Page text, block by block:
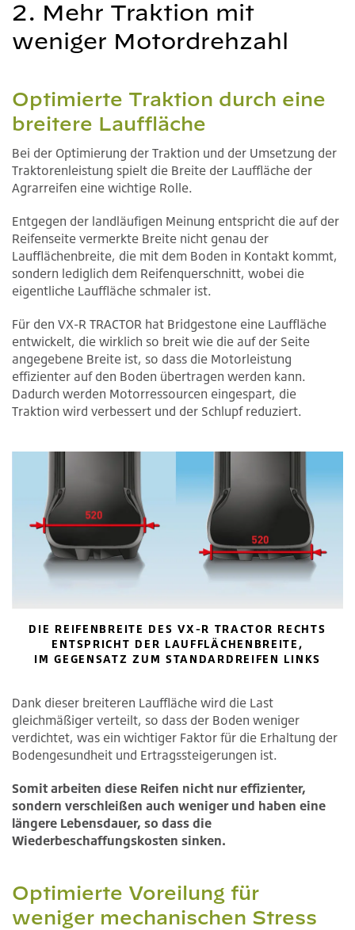
2. Mehr Traktion mit
weniger Motordrehzahl
Optimierte Traktion durch eine
breitere Lauffläche
Bei der Optimierung der Traktion und der Umsetzung der
Traktorenleistung spielt die Breite der Lauffläche der
Agrarreifen eine wichtige Rolle.
Entgegen der landläufigen Meinung entspricht die auf der
Reifenseite vermerkte Breite nicht genau der
Laufflächenbreite, die mit dem Boden in Kontakt kommt,
sondern lediglich dem Reifenquerschnitt, wobei die
eigentliche Lauffläche schmaler ist.
Für den VX-R TRACTOR hat Bridgestone eine Lauffläche
entwickelt, die wirklich so breit wie die auf der Seite
angegebene Breite ist, so dass die Motorleistung
effizienter auf den Boden übertragen werden kann.
Dadurch werden Motorressourcen eingespart, die
Traktion wird verbessert und der Schlupf reduziert.
DIE REIFENBREITE DES VX-R TRACTOR RECHTS
ENTSPRICHT DER LAUFFLÄCHENBREITE,
IM GEGENSATZ ZUM STANDARDREIFEN LINKS
Dank dieser breiteren Lauffläche wird die Last
gleichmäßiger verteilt, so dass der Boden weniger
verdichtet, was ein wichtiger Faktor für die Erhaltung der
Bodengesundheit und Ertragssteigerungen ist.
Somit arbeiten diese Reifen nicht nur effizienter,
sondern verschleißen auch weniger und haben eine
längere Lebensdauer, so dass die
Wiederbeschaffungskosten sinken.
Optimierte Voreilung für
weniger mechanischen Stress